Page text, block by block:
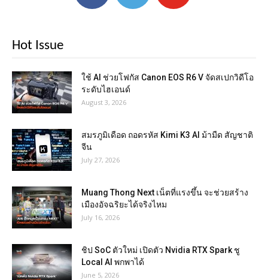
Hot Issue
ใช้ AI ช่วยโฟกัส Canon EOS R6 V จัดสเปกวิดีโอ
ระดับไฮเอนด์
August 3, 2026
สมรภูมิเดือด ถอดรหัส Kimi K3 AI ม้ามืด สัญชาติ
จีน
July 27, 2026
Muang Thong Next เน็ตที่แรงขึ้น จะช่วยสร้าง
เมืองอัจฉริยะได้จริงไหม
July 16, 2026
ชิป SoC ตัวใหม่ เปิดตัว Nvidia RTX Spark ชู
Local AI พกพาได้
June 5, 2026